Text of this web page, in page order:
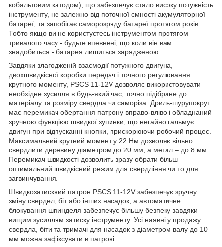
кобальтовим катодом), що забезпечує стало високу потужність
інструменту, не залежно від поточної ємності акумуляторної
батареї, та запобігає саморозряду батареї протягом років.
Тобто якщо ви не користуєтесь інструментом протягом
тривалого часу - будьте впевнені, що коли він вам
знадобиться - батарея лишиться зарядженою.
Завдяки злагодженій взаємодії потужного двигуна,
двохшвидкісної коробки передач і точного регулювання
крутного моменту, PSCS 11-12V дозволяє використовувати
необхідне зусилля в будь-який час, точно підібране до
матеріалу та розміру свердла чи саморіза. Дриль-шурупокрут
має перемикач обертання патрону вправо-вліво і обладнаний
зручною функцією швидкої зупинки, що негайно гальмує
двигун при відпусканні кнопки, прискорюючи робочий процес.
Максимальний крутний момент у 22 Нм дозволяє вільно
свердлити деревину діаметром до 20 мм, а метал – до 8 мм.
Перемикач швидкості дозволить зразу обрати більш
оптимальний швидкісний режим для свердління чи то для
загвинчування.
Швидкозатискний патрон PSCS 11-12V забезпечує зручну
зміну свердел, біт або інших насадок, а автоматичне
блокування шпинделя забезпечує більшу безпеку завдяки
вищим зусиллям затиску інструменту. Усі наявні у продажу
свердла, біти та тримачі для насадок з діаметром валу до 10
мм можна зафіксувати в патроні.